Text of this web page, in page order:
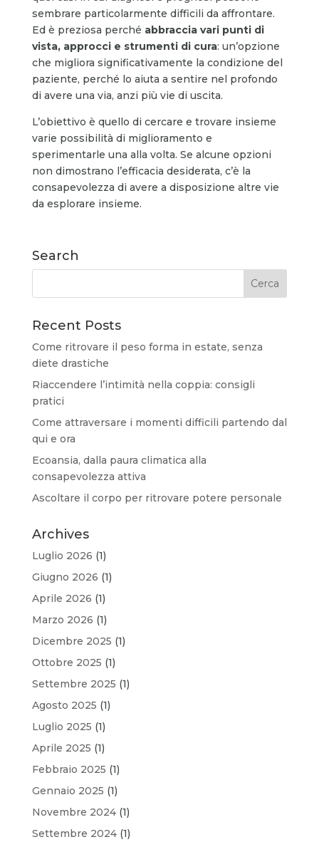
sembrare particolarmente difficili da affrontare.
Ed è preziosa perché abbraccia vari punti di
vista, approcci e strumenti di cura: un’opzione
che migliora significativamente la condizione del
paziente, perché lo aiuta a sentire nel profondo
di avere una via, anzi più vie di uscita.
L’obiettivo è quello di cercare e trovare insieme
varie possibilità di miglioramento e
sperimentarle una alla volta. Se alcune opzioni
non dimostrano l’efficacia desiderata, c’è la
consapevolezza di avere a disposizione altre vie
da esplorare insieme.
Search
Recent Posts
Come ritrovare il peso forma in estate, senza
diete drastiche
Riaccendere l’intimità nella coppia: consigli
pratici
Come attraversare i momenti difficili partendo dal
qui e ora
Ecoansia, dalla paura climatica alla
consapevolezza attiva
Ascoltare il corpo per ritrovare potere personale
Archives
Luglio 2026 (1)
Giugno 2026 (1)
Aprile 2026 (1)
Marzo 2026 (1)
Dicembre 2025 (1)
Ottobre 2025 (1)
Settembre 2025 (1)
Agosto 2025 (1)
Luglio 2025 (1)
Aprile 2025 (1)
Febbraio 2025 (1)
Gennaio 2025 (1)
Novembre 2024(1)
Settembre 2024(1)